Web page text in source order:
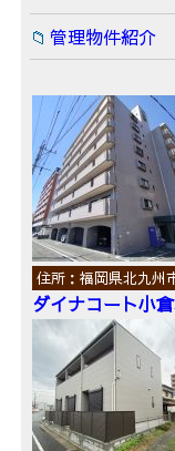
管理物件紹介
住所：福岡県北九州
ダイナコート小